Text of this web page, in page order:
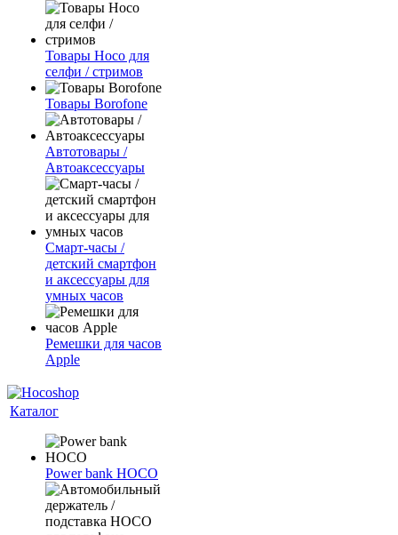
Товары Hoco для
селфи / стримов
Товары Borofone
Автотовары /
Автоаксессуары
Смарт-часы /
детский смартфон
и аксессуары для
умных часов
Ремешки для часов
Apple
Каталог
Power bank HOCO